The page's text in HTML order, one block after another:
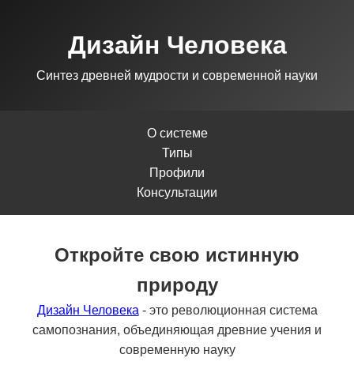
Дизайн Человека
Синтез древней мудрости и современной науки
О системе
Типы
Профили
Консультации
Откройте свою истинную
природу
Дизайн Человека - это революционная система
самопознания, объединяющая древние учения и
современную науку